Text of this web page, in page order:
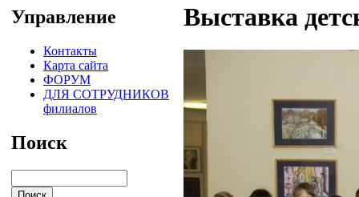
Управление
Контакты
Карта сайта
ФОРУМ
ДЛЯ СОТРУДНИКОВ
филиалов
Поиск
Выставка